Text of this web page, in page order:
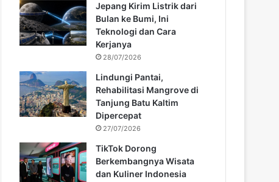
Jepang Kirim Listrik dari
Bulan ke Bumi, Ini
Teknologi dan Cara
Kerjanya
28/07/2026
Lindungi Pantai,
Rehabilitasi Mangrove di
Tanjung Batu Kaltim
Dipercepat
27/07/2026
TikTok Dorong
Berkembangnya Wisata
dan Kuliner Indonesia